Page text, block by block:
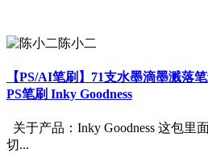
陈小二
【PS/AI笔刷】71支水墨滴墨溅落
PS笔刷 Inky Goodness
关于产品：Inky Goodness 这包里
切...